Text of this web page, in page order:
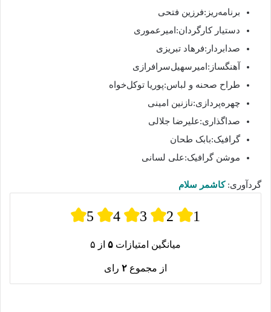
برنامه‌ریز:فرزین فتحی
دستیار کارگردان:امیرعموری
صدابردار:فرهاد تبریزی
آهنگساز:امیرسهیل‌سرافرازی
طراح صحنه و لباس:پوریا توکل‌خواه
چهره‌پردازی:نازنین امینی
صداگذاری:علیرضا جلالی
گرافیک:بابک طحان
موشن گرافیک:علی لسانی
گردآوری: کاشمر سلام
5 4 3 2 1
میانگین امتیازات ۵ از ۵
از مجموع ۲ رای